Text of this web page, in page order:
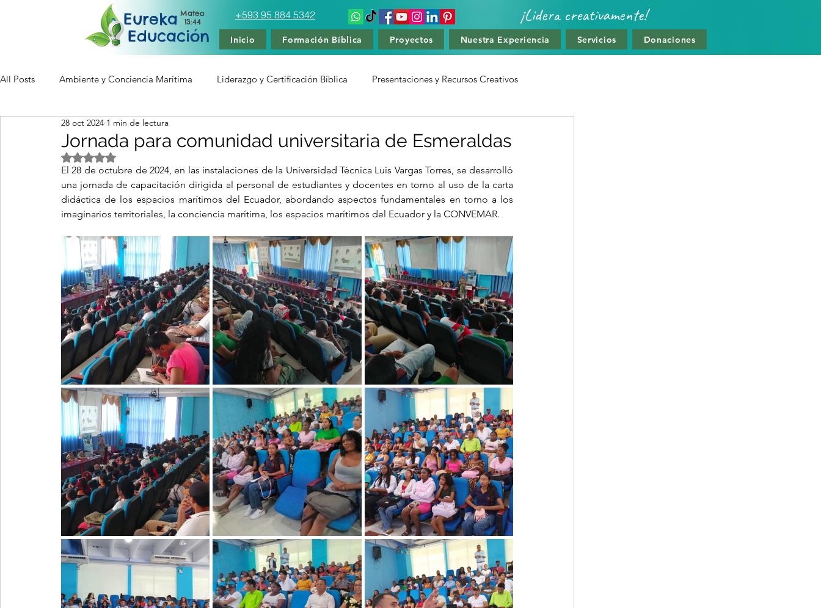
Eureka
Educación
Mateo
13:44
+593 95 884 5342 ¡Lidera creativamente!
Inicio Formación Bíblica Proyectos Nuestra Experiencia Servicios Donaciones
All Posts Ambiente y Conciencia Marítima Liderazgo y Certificación Bíblica Presentaciones y Recursos Creativos
Tecnología Educativa Multimedia
Jornada para comunidad universitaria de Esmeraldas
28 oct 2024 1 min de lectura
Obtuvo NaN de 5 estrellas.
El 28 de octubre de 2024, en las instalaciones de la Universidad Técnica Luis Vargas Torres, se desarrolló
una jornada de capacitación dirigida al personal de estudiantes y docentes en torno al uso de la carta
didáctica de los espacios marítimos del Ecuador, abordando aspectos fundamentales en torno a los
imaginarios territoriales, la conciencia marítima, los espacios marítimos del Ecuador y la CONVEMAR.